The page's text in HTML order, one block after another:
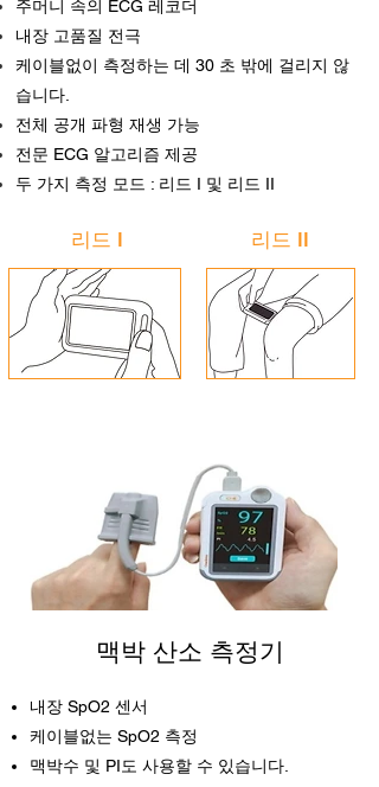
주머니 속의 ECG 레코더
내장 고품질 전극
케이블없이 측정하는 데 30 초 밖에 걸리지 않
습니다.
전체 공개 파형 재생 가능
전문 ECG 알고리즘 제공
두 가지 측정 모드 : 리드 I 및 리드 II
리드 I 리드 II
맥박 산소 측정기
내장 SpO2 센서
케이블없는 SpO2 측정
맥박수 및 PI도 사용할 수 있습니다.